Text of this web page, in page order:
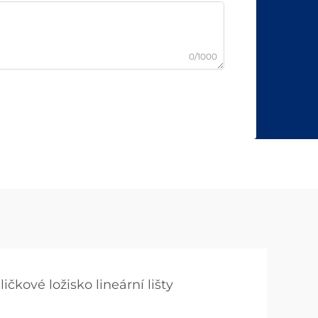
0/1000
ložisko lineární lišty